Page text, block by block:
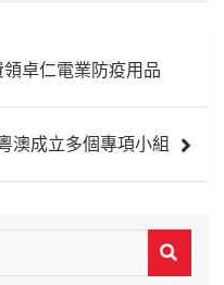
卓仁電業防疫用品
澳成立多個專項小組